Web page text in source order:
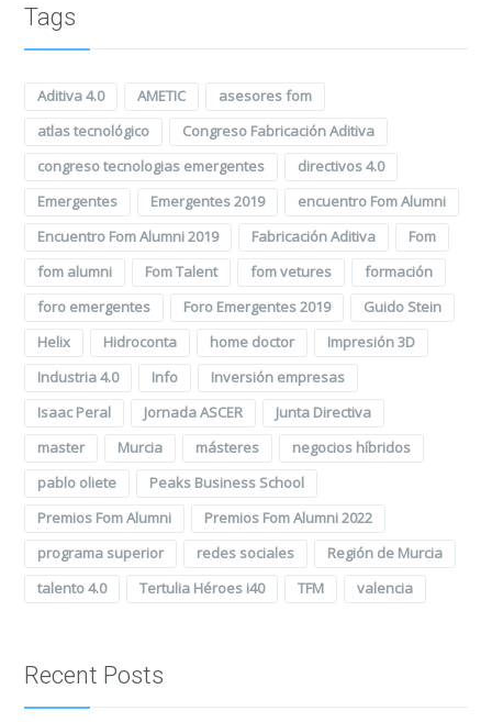
Tags
Aditiva 4.0 AMETIC
asesores fom
atlas tecnológico
Congreso Fabricación Aditiva
congreso tecnologias emergentes
directivos 4.0
Emergentes
Emergentes 2019
encuentro Fom Alumni
Encuentro Fom Alumni 2019
Fabricación Aditiva
Fom
fom alumni
Fom Talent fom vetures
formación
foro emergentes
Foro Emergentes 2019
Guido Stein
Helix
Hidroconta home doctor
Impresión 3D
Industria 4.0
Info
Inversión empresas
Isaac Peral
Jornada ASCER
Junta Directiva
master
Murcia másteres
negocios híbridos
pablo oliete
Peaks Business School
Premios Fom Alumni
Premios Fom Alumni 2022
programa superior
redes sociales
Región de Murcia
talento 4.0
Tertulia Héroes i40 TFM valencia
Recent Posts